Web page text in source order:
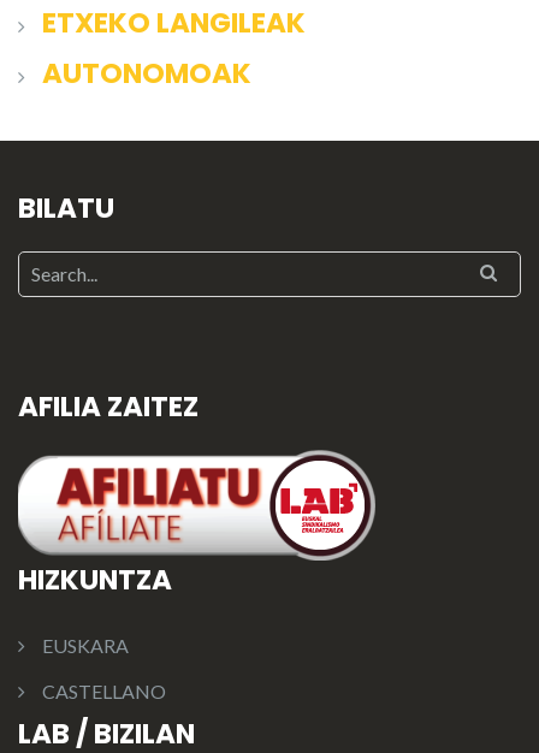
ETXEKO LANGILEAK
AUTONOMOAK
BILATU
AFILIA ZAITEZ
HIZKUNTZA
EUSKARA
CASTELLANO
LAB / BIZILAN